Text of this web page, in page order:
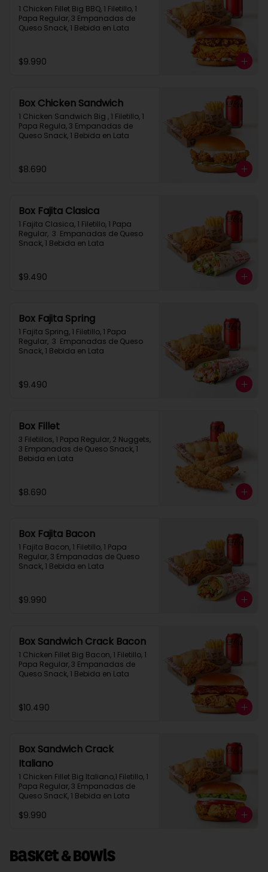
1 Chicken Fillet Big BBQ, 1 Filetillo, 1
Papa Regular, 3 Empanadas de
Queso Snack, 1 Bebida en Lata
$9.990
Box Chicken Sandwich
1 Chicken Sandwich Big , 1 Filetillo, 1
Papa Regula, 3 Empanadas de
Queso Snack, 1 Bebida en Lata
$8.690
Box Fajita Clasica
1 Fajita Clasica, 1 Filetillo, 1 Papa
Regular,  3  Empanadas de Queso
Snack, 1 Bebida en Lata
$9.490
Box Fajita Spring
1 Fajita Spring, 1 Filetillo, 1 Papa
Regular,  3  Empanadas de Queso
Snack, 1 Bebida en Lata
$9.490
Box Fillet
3 Filetillos, 1 Papa Regular, 2 Nuggets,
3 Empanadas de Queso Snack, 1
Bebida en Lata
$8.690
Box Fajita Bacon
1 Fajita Bacon, 1 Filetillo, 1 Papa
Regular, 3 Empanadas de Queso
Snack, 1 Bebida en Lata
$9.990
Box Sandwich Crack Bacon
1 Chicken Fillet Big Bacon, 1 Filetillo, 1
Papa Regular, 3 Empanadas de
Queso Snack, 1 Bebida en Lata
$10.490
Box Sandwich Crack
Italiano
1 Chicken Fillet Big Italiano,1 Filetillo, 1
Papa Regular, 3 Empanadas de
Queso SnacK, 1 Bebida en Lata
$9.990
Basket & Bowls